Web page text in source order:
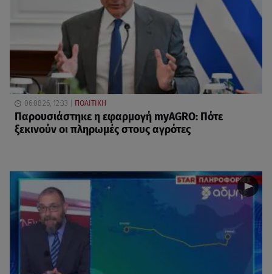
06.08.26, 12:33 ΠΟΛΙΤΙΚΗ
Παρουσιάστηκε η εφαρμογή myAGRO: Πότε
ξεκινούν οι πληρωμές στους αγρότες